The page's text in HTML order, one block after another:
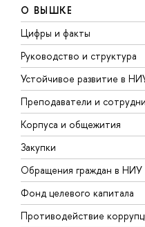
О ВЫШКЕ
Цифры и факты
Руководство и структура
Устойчивое развитие в
Преподаватели и
Корпуса и общежития
Закупки
Обращения граждан в
Фонд целевого капитала
Противодействие